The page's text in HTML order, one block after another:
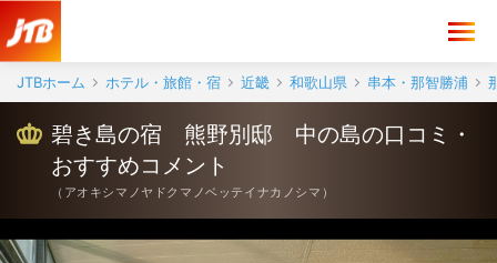
JTBホーム ホテル・旅館・宿 近畿 和歌山県 串本・那智勝浦
碧き島の宿 熊野別邸 中の島の口コミ・
おすすめコメント
（ アオキシマノヤドクマノベッテイナカノシマ ）